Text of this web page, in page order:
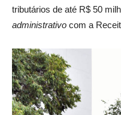
tributários de até R$ 50
administrativo com a